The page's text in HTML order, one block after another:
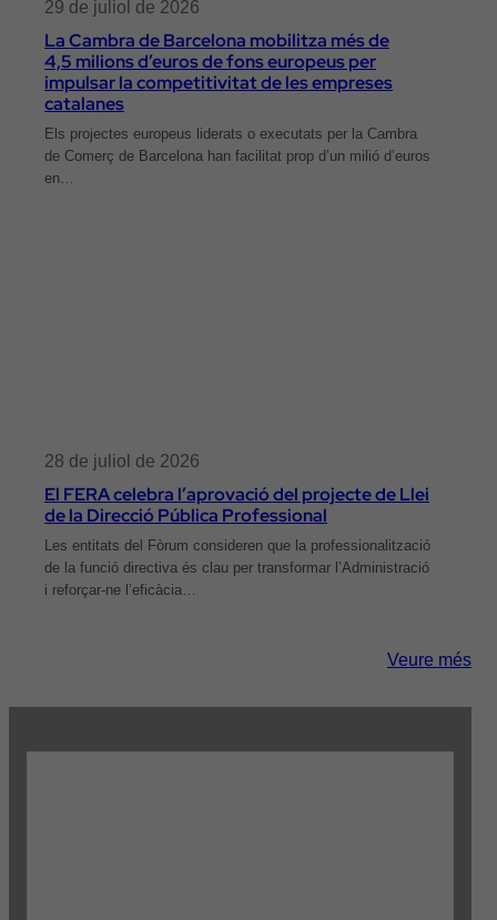
29 de juliol de 2026
La Cambra de Barcelona mobilitza més de
4,5 milions d’euros de fons europeus per
impulsar la competitivitat de les empreses
catalanes
Els projectes europeus liderats o executats per la Cambra
de Comerç de Barcelona han facilitat prop d’un milió d’euros
en…
28 de juliol de 2026
El FERA celebra l’aprovació del projecte de Llei
de la Direcció Pública Professional
Les entitats del Fòrum consideren que la professionalització
de la funció directiva és clau per transformar l’Administració
i reforçar-ne l’eficàcia…
Veure més